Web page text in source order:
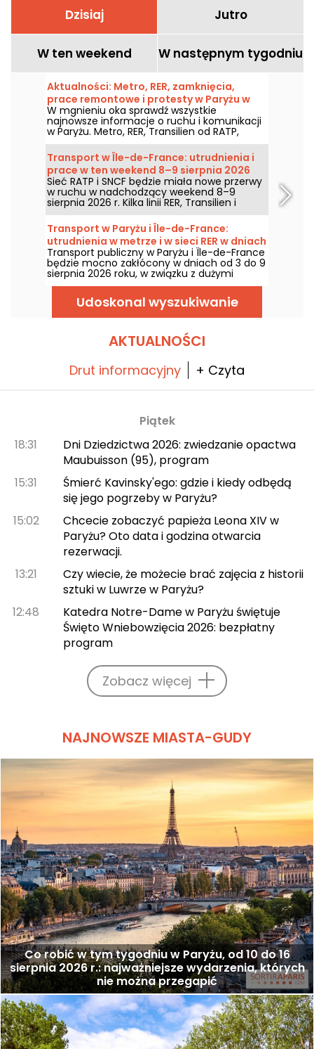
Dzisiaj Jutro
W ten weekend W następnym tygodniu
Aktualności: Metro, RER, zamknięcia,
prace remontowe i protesty w Paryżu w
dniu Sobota, 8 sierpień 2026
W mgnieniu oka sprawdź wszystkie
najnowsze informacje o ruchu i komunikacji
w Paryżu. Metro, RER, Transilien od RATP,
remonty, utrudnienia, duże wydarzenia i
manifestacje — podpowiadamy, co warto
wiedzieć, zanim wyjdziesz na ulice Paryża w
Sobota, 8 sierpień 2026.
Transport w Île-de-France: utrudnienia i
prace w ten weekend 8–9 sierpnia 2026
Sieć RATP i SNCF będzie miała nowe przerwy
w ruchu w nadchodzący weekend 8–9
sierpnia 2026 r. Kilka linii RER, Transilien i
metra będzie objętych pracami i przerwami;
podajemy pełny zestaw informacji, aby
pomóc w zaplanowaniu podróży.
Transport w Paryżu i Île-de-France:
utrudnienia w metrze i w sieci RER w dniach
3–9 sierpnia 2026.
Transport publiczny w Paryżu i Île-de-France
będzie mocno zakłócony w dniach od 3 do 9
sierpnia 2026 roku, w związku z dużymi
pracami letnimi, które dotykają szczególnie
niektórych linii, według RATP i SNCF.
Udoskonal wyszukiwanie
AKTUALNOŚCI
Drut informacyjny + Czyta
Piątek
18:31
Dni Dziedzictwa 2026: zwiedzanie opactwa
Maubuisson (95), program
15:31
Śmierć Kavinsky'ego: gdzie i kiedy odbędą
się jego pogrzeby w Paryżu?
15:02
Chcecie zobaczyć papieża Leona XIV w
Paryżu? Oto data i godzina otwarcia
rezerwacji.
13:21
Czy wiecie, że możecie brać zajęcia z historii
sztuki w Luwrze w Paryżu?
12:48
Katedra Notre-Dame w Paryżu świętuje
Święto Wniebowzięcia 2026: bezpłatny
program
Zobacz więcej
NAJNOWSZE MIASTA-GUDY
Co robić w tym tygodniu w Paryżu, od 10 do 16
sierpnia 2026 r.: najważniejsze wydarzenia, których
nie można przegapić